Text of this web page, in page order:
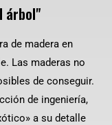
árbol"
de madera en
Las maderas no
de conseguir.
de ingeniería,
a su detalle